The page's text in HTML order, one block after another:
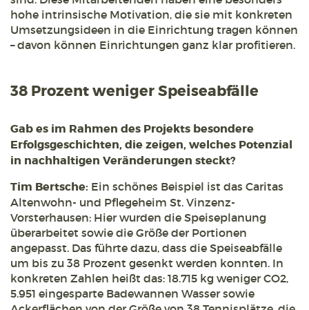
hohe intrinsische Motivation, die sie mit konkreten
Umsetzungsideen in die Einrichtung tragen können
– davon können Einrichtungen ganz klar profitieren.
38 Prozent weniger Speiseabfälle
Gab es im Rahmen des Projekts besondere
Erfolgsgeschichten, die zeigen, welches Potenzial
in nachhaltigen Veränderungen steckt?
Tim Bertsche: Ein schönes Beispiel ist das Caritas
Altenwohn- und Pflegeheim St. Vinzenz-
Vorsterhausen: Hier wurden die Speiseplanung
überarbeitet sowie die Größe der Portionen
angepasst. Das führte dazu, dass die Speiseabfälle
um bis zu 38 Prozent gesenkt werden konnten. In
konkreten Zahlen heißt das: 18.715 kg weniger CO2,
5.951 eingesparte Badewannen Wasser sowie